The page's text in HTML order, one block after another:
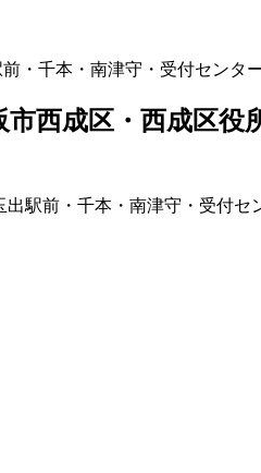
・千本・南津守・受付センタ
西成区・西成区役